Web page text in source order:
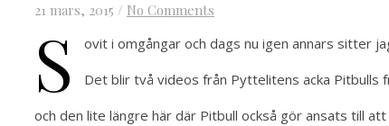
21 mars, 2015 / No Comments
S
ovit i omgångar och dags nu igen annars sitter
Det blir två videos från Pyttelitens acka Pitbulls
och den lite längre här där Pitbull också gör ansats till